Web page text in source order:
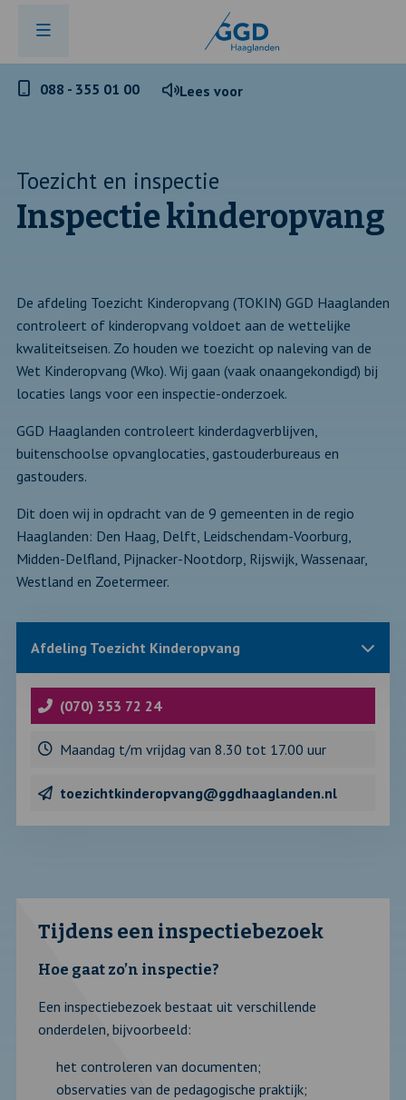
Telefoonnummer
088 - 355 01 00 Lees voor
Toezicht en inspectie
Inspectie kinderopvang
De afdeling Toezicht Kinderopvang (TOKIN) GGD Haaglanden
controleert of kinderopvang voldoet aan de wettelijke
kwaliteitseisen. Zo houden we toezicht op naleving van de
Wet Kinderopvang (Wko). Wij gaan (vaak onaangekondigd) bij
locaties langs voor een inspectie-onderzoek.
GGD Haaglanden controleert kinderdagverblijven,
buitenschoolse opvanglocaties, gastouderbureaus en
gastouders.
Dit doen wij in opdracht van de 9 gemeenten in de regio
Haaglanden: Den Haag, Delft, Leidschendam-Voorburg,
Midden-Delfland, Pijnacker-Nootdorp, Rijswijk, Wassenaar,
Westland en Zoetermeer.
Sluit
met
informatie
over
Afdeling Toezicht Kinderopvang
(070) 353 72 24
Maandag t/m vrijdag van 8.30 tot 17.00 uur
toezichtkinderopvang@ggdhaaglanden.nl
Tijdens een inspectiebezoek
Hoe gaat zo’n inspectie?
Een inspectiebezoek bestaat uit verschillende
onderdelen, bijvoorbeeld:
het controleren van documenten;
observaties van de pedagogische praktijk;